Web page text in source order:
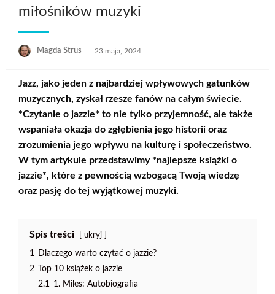
miłośników muzyki
Magda Strus
Opublikowane
23 maja, 2024
Jazz, jako jeden z najbardziej wpływowych gatunków
muzycznych, zyskał rzesze fanów na całym świecie.
*Czytanie o jazzie* to nie tylko przyjemność, ale także
wspaniała okazja do zgłębienia jego historii oraz
zrozumienia jego wpływu na kulturę i społeczeństwo.
W tym artykule przedstawimy *najlepsze książki o
jazzie*, które z pewnością wzbogacą Twoją wiedzę
oraz pasję do tej wyjątkowej muzyki.
Spis treści ukryj
1 Dlaczego warto czytać o jazzie?
2
Top 10 książek o jazzie
2.1 1. Miles: Autobiografia